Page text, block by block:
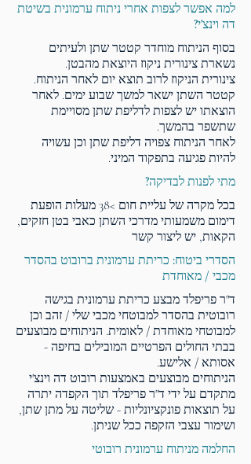
למה אפשר לצפות אחרי ניתוח ערמונית בשיטת
דה וינצ'י?
בסוף הניתוח מוחדר קטטר שתן ולעיתים
נשארת צינורית ניקוז היוצאת מהבטן.
צינורית הניקוז לרוב תוצא יום לאחר הניתוח.
קטטר השתן ישאר למשך שבוע ימים. לאחר
הוצאתו יש לצפות לדליפת שתן מסויימת
שתשפר בהמשך.
​לאחר הניתוח צפויה דליפת שתן וכן עשויה
להיות פגיעה בתפקוד המיני.
מתי לפנות לבדיקה?
בכל מקרה של עליית חום >38 מעלות הופעת
דימום משמעותי מדרכי השתן כאבי בטן חזקים,
הקאות, יש ליצור קשר
הסדרי ביטוח: כריתת ערמונית ברובוט בהסדר
מכבי / מאוחדת
ד"ר פריפלד מבצע כריתת ערמונית בגישה
רובוטית בהסדר למבוטחי מכבי שלי / זהב וכן
למבוטחי מאוחדת / לאומית. הניתוחים מבוצעים
בבתי החולים הפרטיים המובילים בחיפה -
אסותא / אלישע.
הניתוחים מבוצעים באמצעות רובוט דה וינצ'י
מתקדם על ידי ד"ר פריפלד תוך הקפדה יתרה
על תוצאות פונקציונליות - שליטה על מתן שתן,
ושימור עצבי הזקפה ככל שניתן.
החלמה מניתוח ערמונית רובוטי